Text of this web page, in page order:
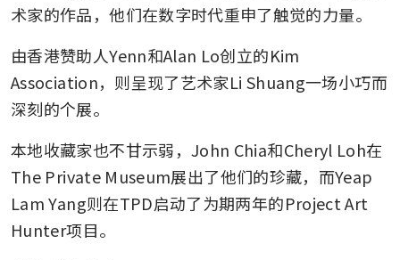
术家的作品，他们在数字时代重申了触觉的力量。
由香港赞助人Yenn和Alan Lo创立的Kim
Association，则呈现了艺术家Li Shuang一场小巧而
深刻的个展。
本地收藏家也不甘示弱，John Chia和Cheryl Loh在
The Private Museum展出了他们的珍藏，而Yeap
Lam Yang则在TPD启动了为期两年的Project Art
Hunter项目。